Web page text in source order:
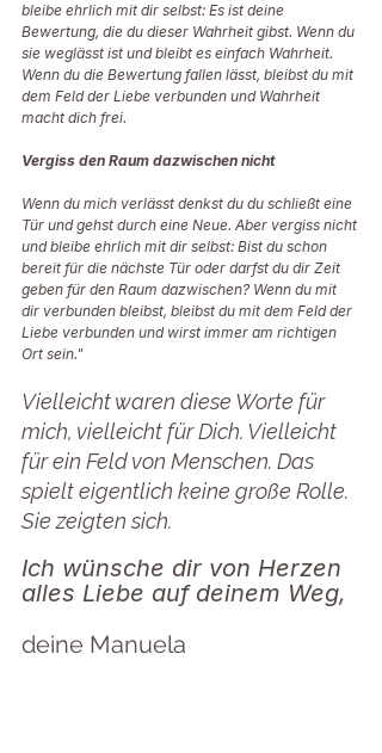
bleibe ehrlich mit dir selbst: Es ist deine
Bewertung, die du dieser Wahrheit gibst. Wenn du
sie weglässt ist und bleibt es einfach Wahrheit.
Wenn du die Bewertung fallen lässt, bleibst du mit
dem Feld der Liebe verbunden und Wahrheit
macht dich frei.
Vergiss den Raum dazwischen nicht
Wenn du mich verlässt denkst du du schließt eine
Tür und gehst durch eine Neue. Aber vergiss nicht
und bleibe ehrlich mit dir selbst: Bist du schon
bereit für die nächste Tür oder darfst du dir Zeit
geben für den Raum dazwischen? Wenn du mit
dir verbunden bleibst, bleibst du mit dem Feld der
Liebe verbunden und wirst immer am richtigen
Ort sein."
Vielleicht waren diese Worte für
mich, vielleicht für Dich. Vielleicht
für ein Feld von Menschen. Das
spielt eigentlich keine große Rolle.
Sie zeigten sich.
Ich wünsche dir von Herzen
alles Liebe auf deinem Weg,
deine Manuela